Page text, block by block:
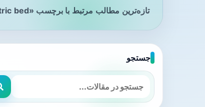
تازه‌ترین مطالب مرتبط با برچسب «pediatric bed» را در این صفحه مشاهده می‌کنید.
جستجو